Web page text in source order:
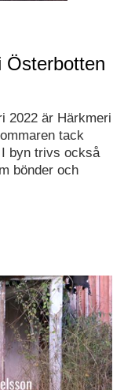
Österbotten
2022 är Härkmeri
tack
byn trivs också
bönder och